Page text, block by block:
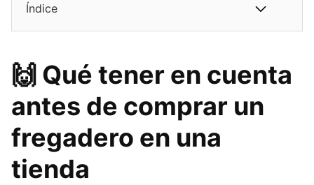
Índice
🙌​​ Qué tener en cuenta
antes de comprar un
fregadero en una
tienda